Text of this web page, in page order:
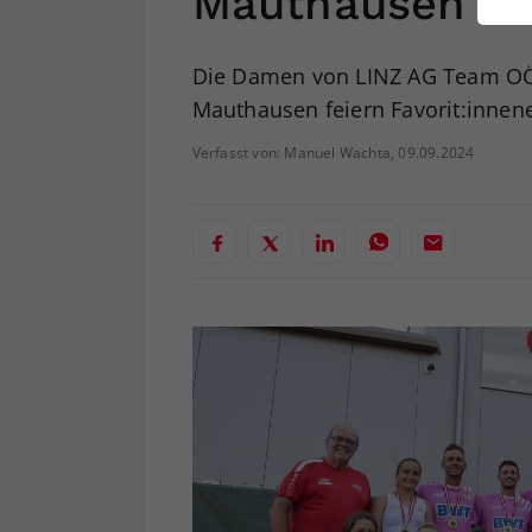
Die Damen von LINZ AG Team
Mauthausen feiern
Verfasst von: Manuel Wachta, 09.09.2024